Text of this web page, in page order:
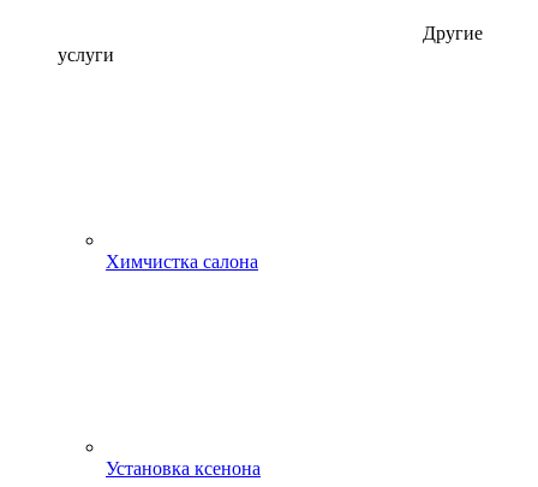
Другие
услуги
Химчистка салона
Установка ксенона